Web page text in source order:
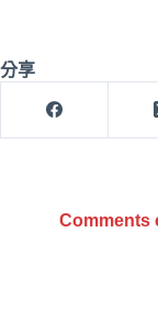
分享
Comments